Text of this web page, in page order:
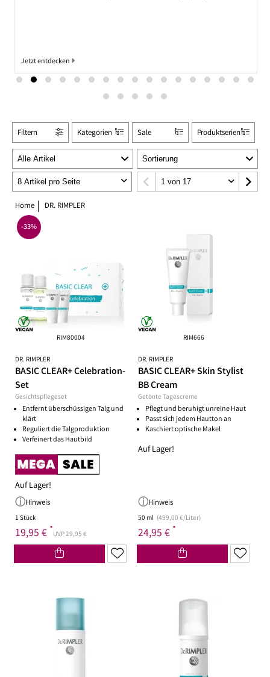
Jetzt entdecken
Kategorien Sale Produktserien
Filtern
Home DR. RIMPLER
RIM80004
DR. RIMPLER
BASIC CLEAR+ Celebration-
Set
Gesichtspflegeset
Entfernt überschüssigen Talg und
klärt
Reguliert die Talgproduktion
Verfeinert das Hautbild
Auf Lager!
Hinweis
1 Stück
19,95 € *UVP 29,95 €
-33%
RIM666
DR. RIMPLER
BASIC CLEAR+ Skin Stylist
BB Cream
Getönte Tagescreme
Pflegt und beruhigt unreine Haut
Passt sich jedem Hautton an
Kaschiert optische Makel
Auf Lager!
Hinweis
50 ml (499,00 €/Liter)
24,95 € *